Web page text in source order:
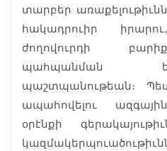
տարբեր
հակադրուիր
ժողովուրդի
պահպանման
պաշտպանութեան։
ապահովելու
օրէնքի